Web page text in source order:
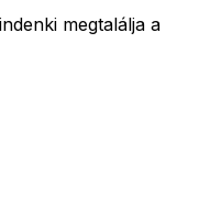
megtalálja a